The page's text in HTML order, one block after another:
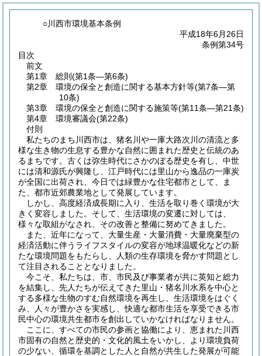
○川西市環境基本条例
平成18年6月26日
条例第34号
目次
前文
第1章
総則 (第1条―第6条)
第2章
環境の保全と創造に関する基本方針等(第7条―第
10条)
第3章
環境の保全と創造に関する施策等(第11条―第21条)
第4章
環境審議会(第22条)
付則
私たちのまち川西市は、猪名川や一庫大路次川の清流と多
様な生き物の生息する豊かな自然に囲まれた歴史と伝統のあ
るまちです。古くは弥生時代にさかのぼる歴史を有し、中世
には清和源氏が興隆し、江戸時代には里山から逸品の一庫炭
が全国に出荷され、今日では緑豊かな住宅都市として、ま
た、都市近郊農業地として発展しています。
しかし、高度経済成長期に入り、生活を取り巻く環境が大
きく変容しました。そして、生活環境の変遷に対しては、
様々な取組がなされ、その改善と整備に努めてきました。
また、近年になって、大量生産・大量消費・大量廃棄型の
経済活動に伴うライフスタイルの変容が地球温暖化などの新
たな環境問題をもたらし、人類の生存環境を脅かす問題とし
て注目されることとなりました。
今こそ、私たちは、市、市民及び事業者が共に英知と総力
を結集し、先人たちが伝えてきた里山・猪名川水系を中心と
する多様な生物のすむ自然環境を再生し、生活環境をはぐく
み、人々が豊かさを実感し、快適な都市生活を享受できる市
民中心の環境共生都市を創出していかなければなりません。
ここに、すべての市民の参画と協働により、恵まれた川西
市固有の自然と歴史的・文化的風土をいかし、より環境負荷
の少ない、循環を基調とした人と自然が共生した発展が可能